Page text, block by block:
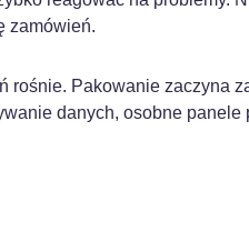
zamówień.
rośnie. Pakowanie zaczyna
danych, osobne